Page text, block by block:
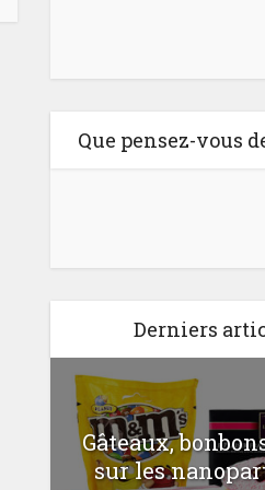
Que pensez-vous
Derniers
Gâteaux,
sur les